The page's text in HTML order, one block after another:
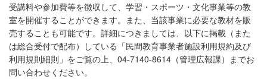
受講料や参加費等を徴収して、学習・スポーツ・文化事業等の教
室を開催することができます。また、当該事業に必要な教材を販
売することも可能です。詳細につきましては、以下に掲載（また
は総合受付で配布）している「民間教育事業者施設利用規約及び
利用規則細則」をご覧の上、04-7140-8614（管理広報課）までお
問い合わせください。